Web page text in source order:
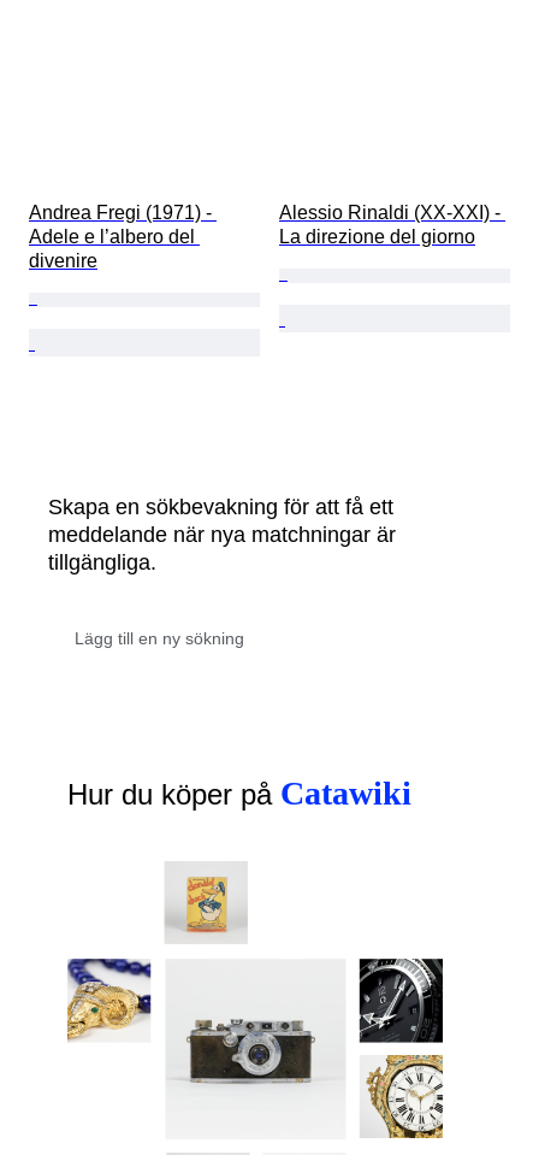
Andrea Fregi (1971) -
Adele e l’albero del
divenire
Alessio Rinaldi (XX-XXI) -
La direzione del giorno
Skapa en sökbevakning för att få ett
meddelande när nya matchningar är
tillgängliga.
Hur du köper på Catawiki